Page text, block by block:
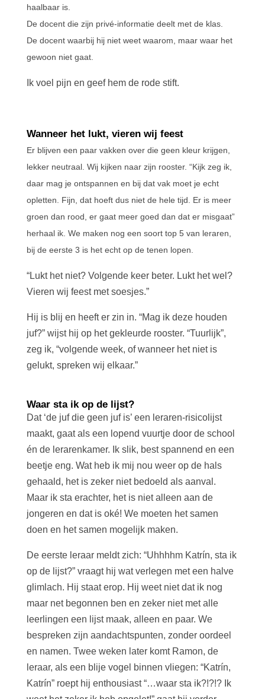
haalbaar is.
De docent die zijn privé-informatie deelt met de klas.
De docent waarbij hij niet weet waarom, maar waar het
gewoon niet gaat.
Ik voel pijn en geef hem de rode stift.
Wanneer het lukt, vieren wij feest
Er blijven een paar vakken over die geen kleur krijgen,
lekker neutraal. Wij kijken naar zijn rooster. “Kijk zeg ik,
daar mag je ontspannen en bij dat vak moet je echt
opletten. Fijn, dat hoeft dus niet de hele tijd. Er is meer
groen dan rood, er gaat meer goed dan dat er misgaat”
herhaal ik. We maken nog een soort top 5 van leraren,
bij de eerste 3 is het echt op de tenen lopen.
“Lukt het niet? Volgende keer beter. Lukt het wel?
Vieren wij feest met soesjes.”
Hij is blij en heeft er zin in. “Mag ik deze houden
juf?” wijst hij op het gekleurde rooster. “Tuurlijk”,
zeg ik, “volgende week, of wanneer het niet is
gelukt, spreken wij elkaar.”
Waar sta ik op de lijst?
Dat ‘de juf die geen juf is’ een leraren-risicolijst
maakt, gaat als een lopend vuurtje door de school
én de lerarenkamer. Ik slik, best spannend en een
beetje eng. Wat heb ik mij nou weer op de hals
gehaald, het is zeker niet bedoeld als aanval.
Maar ik sta erachter, het is niet alleen aan de
jongeren en dat is oké! We moeten het samen
doen en het samen mogelijk maken.
De eerste leraar meldt zich: “Uhhhhm Katrín, sta ik
op de lijst?” vraagt hij wat verlegen met een halve
glimlach. Hij staat erop. Hij weet niet dat ik nog
maar net begonnen ben en zeker niet met alle
leerlingen een lijst maak, alleen en paar. We
bespreken zijn aandachtspunten, zonder oordeel
en namen. Twee weken later komt Ramon, de
leraar, als een blije vogel binnen vliegen: “Katrín,
Katrín” roept hij enthousiast “…waar sta ik?!?!? Ik